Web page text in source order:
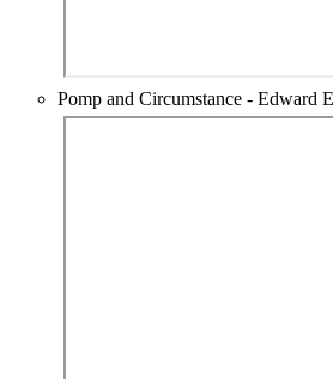
Pomp and Circumstance - Edward